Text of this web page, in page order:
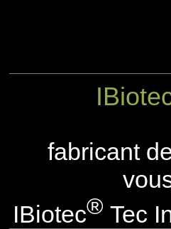
fabricant
IBiotec® Tec